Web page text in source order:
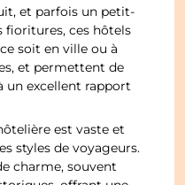
et parfois un petit-
fioritures, ces hôtels
soit en ville ou à
et permettent de
un excellent rapport
est vaste et
styles de voyageurs.
charme, souvent